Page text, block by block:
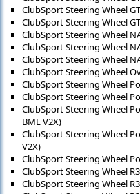
ClubSport Steering Wheel
ClubSport Steering Wheel
ClubSport Steering Wheel
ClubSport Steering Wheel
ClubSport Steering Wheel
ClubSport Steering Wheel
ClubSport Steering Wheel
ClubSport Steering Wheel
ClubSport Steering Wheel
BME V2X)
ClubSport Steering Wheel
V2X)
ClubSport Steering Wheel
ClubSport Steering Wheel
ClubSport Steering Wheel